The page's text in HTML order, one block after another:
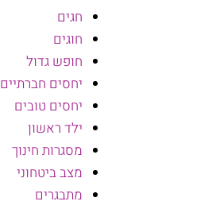
חגים
חוגים
חופש גדול
יחסים חברתיים
יחסים טובים
ילד ראשון
מסגרות חינוך
מצב ביטחוני
מתבגרים